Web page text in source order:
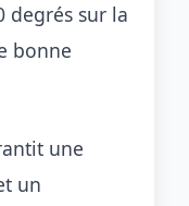
degrés sur la
bonne
une
un